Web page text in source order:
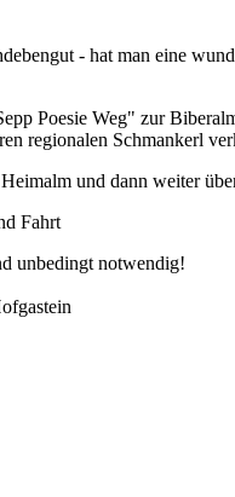
- hat man eine
Poesie Weg" zur
regionalen Schmankerl
und dann weiter
Fahrt
unbedingt notwendig!